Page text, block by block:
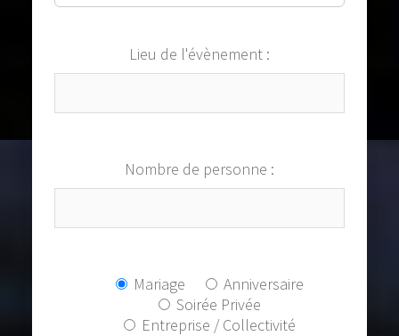
Lieu de l'évènement :
Nombre de personne :
Mariage
Anniversaire
Soirée Privée
Entreprise / Collectivité